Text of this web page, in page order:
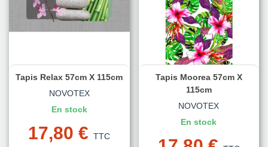
Tapis Relax 57cm X 115cm
NOVOTEX
En stock
17,80 € TTC
Tapis Moorea 57cm X
115cm
NOVOTEX
En stock